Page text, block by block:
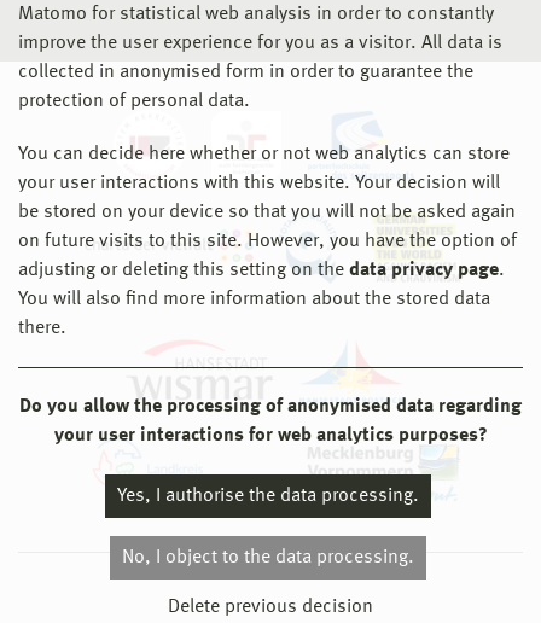
Matomo for statistical web analysis in order to constantly
improve the user experience for you as a visitor. All data is
collected in anonymised form in order to guarantee the
protection of personal data.
You can decide here whether or not web analytics can store
your user interactions with this website. Your decision will
be stored on your device so that you will not be asked again
on future visits to this site. However, you have the option of
adjusting or deleting this setting on the data privacy page.
You will also find more information about the stored data
there.
Do you allow the processing of anonymised data regarding
your user interactions for web analytics purposes?
Yes, I authorise the data processing.
No, I object to the data processing.
Delete previous decision